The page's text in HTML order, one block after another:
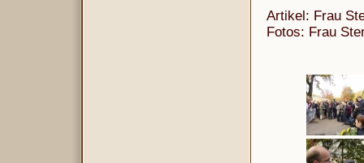
Artikel: Frau
Fotos: Frau